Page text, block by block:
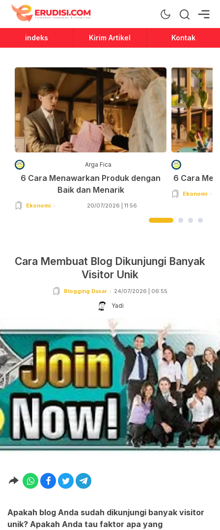
Erudisi
Temukan Jawaban dan Inspirasi
indeks Kirim Artikel Kontak
Arga Fica
6 Cara Menawarkan Produk dengan
Baik dan Menarik
Ekonomi 20/07/2026 | 11:56
6 Cara
Ekonomi
Cara Membuat Blog Dikunjungi Banyak
Visitor Unik
Blogging Dasar 24/07/2026 | 06:55
Yadi
Apakah blog Anda sudah dikunjungi banyak visitor
unik? Apakah Anda tau faktor apa yang